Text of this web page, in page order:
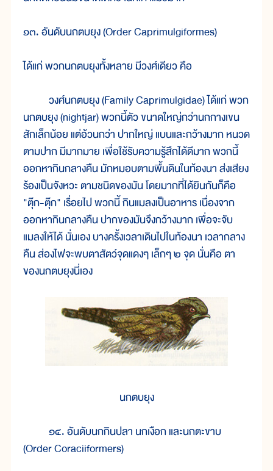
๑๓. อันดับนกตบยุง (Order Caprimulgiformes)
ได้แก่ พวกนกตบยุงทั้งหลาย มีวงศ์เดียว คือ
วงศ์นกตบยุง (Family Caprimulgidae) ได้แก่ พวก
นกตบยุง (nightjar) พวกนี้ตัว ขนาดใหญ่กว่านกกางเขน
สักเล็กน้อย แต่อ้วนกว่า ปากใหญ่ แบนและกว้างมาก หนวด
ตามปาก มีมากมาย เพื่อใช้รับความรู้สึกได้ดีมาก พวกนี้
ออกหากินกลางคืน มักหมอบตามพื้นดินในท้องนา ส่งเสียง
ร้องเป็นจังหวะ ตามชนิดของมัน โดยมากที่ได้ยินกันก็คือ
"ตุ๊ก-ตุ๊ก" เรื่อยไป พวกนี้ กินแมลงเป็นอาหาร เนื่องจาก
ออกหากินกลางคืน ปากของมันจึงกว้างมาก เพื่อจะจับ
แมลงให้ได้ นั่นเอง บางครั้งเวลาเดินไปในท้องนา เวลากลาง
คืน ส่องไฟจะพบตาสัตว์จุดแดงๆ เล็กๆ ๒ จุด นั่นคือ ตา
ของนกตบยุงนี่เอง
นกตบยุง
๑๔. อันดับนกกินปลา นกเงือก และนกตะขาบ
(Order Coraciiformers)